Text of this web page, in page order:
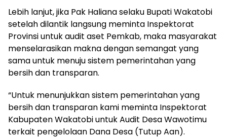
Lebih lanjut, jika Pak Haliana selaku Bupati Wakatobi
setelah dilantik langsung meminta Inspektorat
Provinsi untuk audit aset Pemkab, maka masyarakat
menselarasikan makna dengan semangat yang
sama untuk menuju sistem pemerintahan yang
bersih dan transparan.
“Untuk menunjukkan sistem pemerintahan yang
bersih dan transparan kami meminta Inspektorat
Kabupaten Wakatobi untuk Audit Desa Wawotimu
terkait pengelolaan Dana Desa (Tutup Aan).